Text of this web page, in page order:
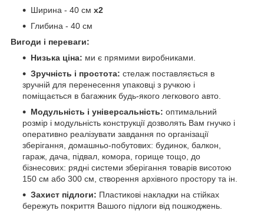
Ширина - 40 см х2
Глибина - 40 см
Вигоди і переваги:
Низька ціна: ми є прямими виробниками.
Зручність і простота: стелаж поставляється в
зручній для перенесення упаковці з ручкою і
поміщається в багажник будь-якого легкового авто.
Модульність і універсальність: оптимальний
розмір і модульність конструкції дозволять Вам гнучко і
оперативно реалізувати завдання по організації
зберігання, домашньо-побутових: будинок, балкон,
гараж, дача, підвал, комора, горище тощо, до
бізнесових: рядні системи зберігання товарів висотою
150 см або 300 см, створення архівного простору та ін.
Захист підлоги: Пластикові накладки на стійках
бережуть покриття Вашого підлоги від пошкоджень.